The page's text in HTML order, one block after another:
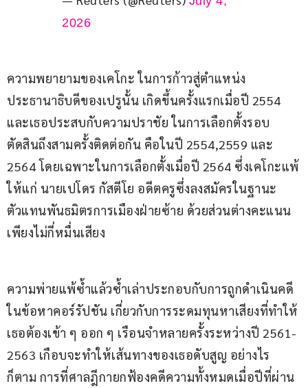
2026
ความพยายามของเคโกะ ในการก้าวสู่ตำแหน่ง
ประธานาธิบดีของเปรูนั้น เกิดขึ้นครั้งแรกเมื่อปี 2554
และเธอประสบกับความปราชัย ในการเลือกตั้งรอบ
ตัดสินถึงสามครั้งติดต่อกัน คือในปี 2554,2559 และ
2564 โดยเฉพาะในการเลือกตั้งเมื่อปี 2564 ซึ่งเคโกะแพ้
ให้แก่ นายเปโดร กัสตีโย อดีตครูซึ่งลงสมัครในฐานะ
ตัวแทนพันธมิตรการเมืองฝ่ายซ้าย ด้วยส่วนต่างคะแนน
เพียงไม่กี่หมื่นเสียง
ความพ่ายแพ้ซ้ำแล้วซ้ำเล่าประกอบกับการถูกดำเนินคดี
ในข้อหาคอร์รัปชัน เกี่ยวกับการระดมทุนหาเสียงที่ทำให้
เธอต้องเข้า ๆ ออก ๆ เรือนจำหลายครั้งระหว่างปี 2561-
2563 เกือบจะทำให้เส้นทางของเธอดับสูญ อย่างไร
ก็ตาม การที่ศาลฎีกายกฟ้องคดีความทั้งหมดเมื่อปีที่ผ่าน